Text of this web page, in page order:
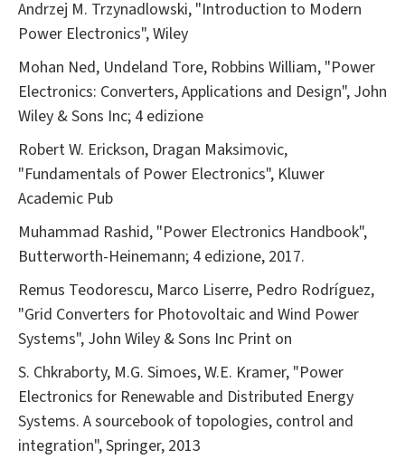
Andrzej M. Trzynadlowski, "Introduction to Modern
Power Electronics", Wiley
Mohan Ned, Undeland Tore, Robbins William, "Power
Electronics: Converters, Applications and Design", John
Wiley & Sons Inc; 4 edizione
Robert W. Erickson, Dragan Maksimovic,
"Fundamentals of Power Electronics", Kluwer
Academic Pub
Muhammad Rashid, "Power Electronics Handbook",
Butterworth-Heinemann; 4 edizione, 2017.
Remus Teodorescu, Marco Liserre, Pedro Rodríguez,
"Grid Converters for Photovoltaic and Wind Power
Systems", John Wiley & Sons Inc Print on
S. Chkraborty, M.G. Simoes, W.E. Kramer, "Power
Electronics for Renewable and Distributed Energy
Systems. A sourcebook of topologies, control and
integration", Springer, 2013